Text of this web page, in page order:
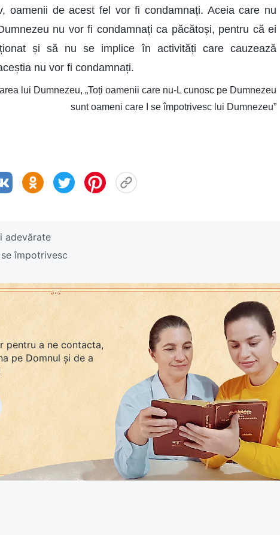
oamenii de acest fel vor fi condamnați. Aceia care nu
nu vor fi condamnați ca păcătoși, pentru că ei
și să nu se implice în activități care cauzează
nu vor fi condamnați.
lui Dumnezeu, „Toți oamenii care nu-L cunosc pe Dumnezeu
sunt oameni care I se împotrivesc lui Dumnezeu”
adevărate
împotrivesc
pentru a ne contacta,
pe Domnul și de a